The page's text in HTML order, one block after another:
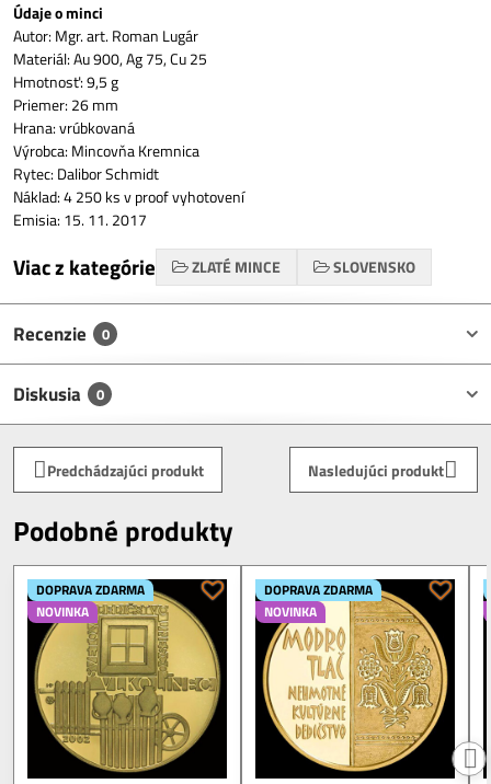
Údaje o minci
Autor: Mgr. art. Roman Lugár
Materiál: Au 900, Ag 75, Cu 25
Hmotnosť: 9,5 g
Priemer: 26 mm
Hrana: vrúbkovaná
Výrobca: Mincovňa Kremnica
Rytec: Dalibor Schmidt
Náklad: 4 250 ks v proof vyhotovení
Emisia: 15. 11. 2017
Viac z kategórie ZLATÉ MINCE SLOVENSKO
Recenzie 0
Diskusia 0
Predchádzajúci produkt Nasledujúci produkt
Podobné produkty
DOPRAVA ZDARMA
NOVINKA
DOPRAVA ZDARMA
NOVINKA